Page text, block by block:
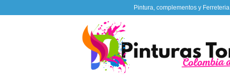
Pintura, complementos y Ferreteria